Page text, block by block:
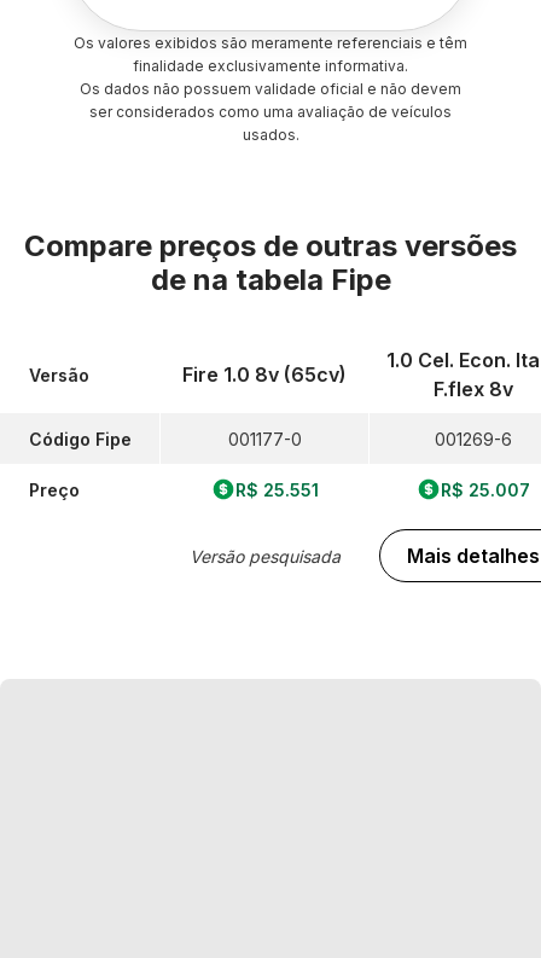
Os valores exibidos são meramente referenciais e têm
finalidade exclusivamente informativa.
Os dados não possuem validade oficial e não devem
ser considerados como uma avaliação de veículos
usados.
Compare preços de outras versões
de na tabela Fipe
Versão
Código Fipe
Preço
Fire 1.0 8v (65cv)
001177-0
R$ 25.551
Versão pesquisada
1.0 Cel. Econ.
F.flex 8v
001269-6
R$ 25.007
Mais detalhes